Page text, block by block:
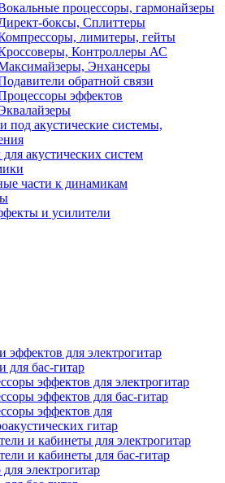
процессоры, гармонайзеры
боксы, Сплиттеры
лимитеры, гейты
Контроллеры АС
Энхансеры
обратной связи
эффектов
под акустические системы,
акустических систем
части к динамикам
и усилители
эффектов для электрогитар
для бас-гитар
эффектов для электрогитар
эффектов для бас-гитар
эффектов для
гитар
и кабинеты для электрогитар
и кабинеты для бас-гитар
электрогитар